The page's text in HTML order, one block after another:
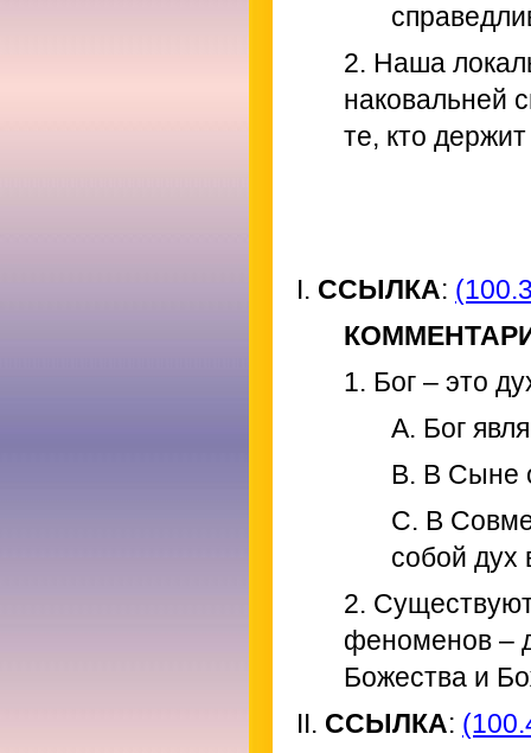
2. Наша
наковальней
те, кто
I. ССЫЛКА:
1. Бог – это
A. Бог
B. В Сыне
C. В
собой дух
2.
феноменов –
Божества и
II. ССЫЛКА: